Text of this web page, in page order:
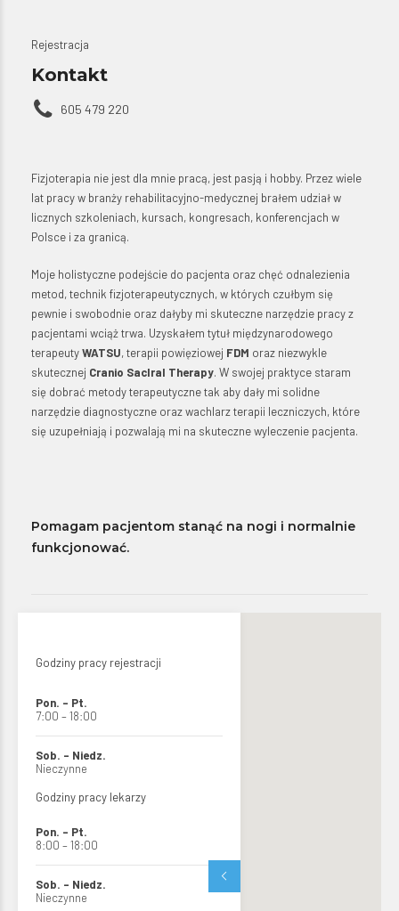
Rejestracja
Kontakt
605 479 220
Fizjoterapia nie jest dla mnie pracą, jest pasją i hobby. Przez wiele
lat pracy w branży rehabilitacyjno-medycznej brałem udział w
licznych szkoleniach, kursach, kongresach, konferencjach w
Polsce i za granicą.
Moje holistyczne podejście do pacjenta oraz chęć odnalezienia
metod, technik fizjoterapeutycznych, w których czułbym się
pewnie i swobodnie oraz dałyby mi skuteczne narzędzie pracy z
pacjentami wciąż trwa. Uzyskałem tytuł międzynarodowego
terapeutyWATSU, terapii powięziowej FDM oraz niezwykle
skutecznej Cranio Saclral Therapy. W swojej praktyce staram
się dobrać metody terapeutyczne tak aby dały mi solidne
narzędzie diagnostyczne oraz wachlarz terapii leczniczych, które
się uzupełniają i pozwalają mi na skuteczne wyleczenie pacjenta.
Pomagam pacjentom stanąć na nogi i normalnie
funkcjonować.
Godziny pracy rejestracji
Pon. – Pt.
7:00 – 18:00
Sob. – Niedz.
Nieczynne
Godziny pracy lekarzy
Pon. – Pt.
8:00 – 18:00
Sob. – Niedz.
Nieczynne